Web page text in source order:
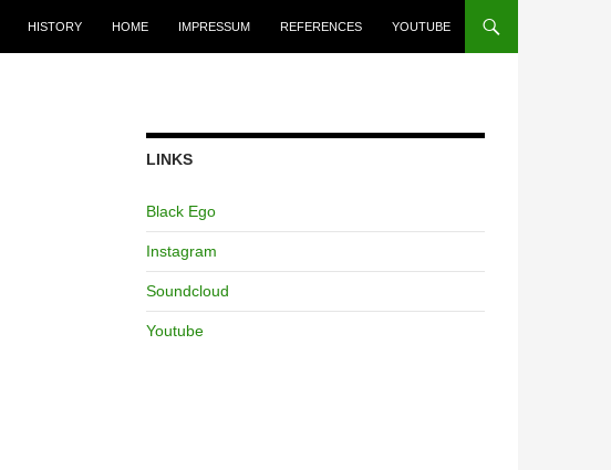
HISTORY HOME IMPRESSUM REFERENCES YOUTUBE
LINKS
Black Ego
Instagram
Soundcloud
Youtube